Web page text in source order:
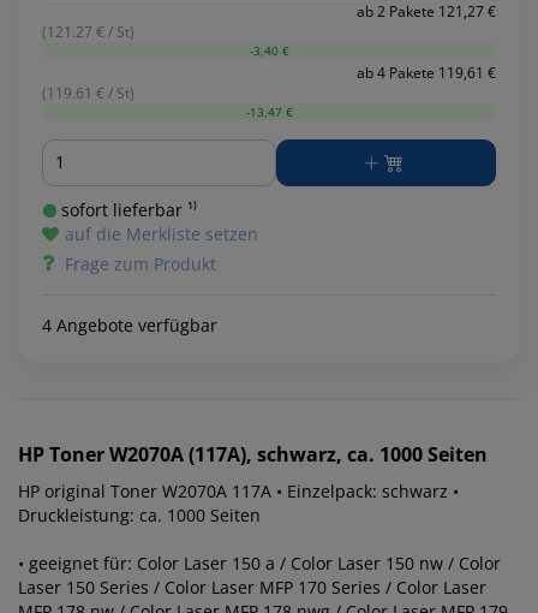
ab 2 Pakete 121,27 €
(121.27 € / St)
-3,40 €
ab 4 Pakete 119,61 €
(119.61 € / St)
-13,47 €
Menge
sofort lieferbar ¹⁾
auf die Merkliste setzen
Frage zum Produkt
4 Angebote verfügbar
HPToner W2070A (117A), schwarz, ca. 1000 Seiten
HP original Toner W2070A 117A • Einzelpack: schwarz •
Druckleistung: ca. 1000 Seiten
• geeignet für: Color Laser 150 a / Color Laser 150 nw / Color
Laser 150 Series / Color Laser MFP 170 Series / Color Laser